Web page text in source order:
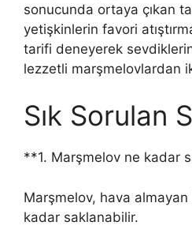
sonucunda ortaya çıkan
yetişkinlerin favori
tarifi deneyerek
lezzetli marşmelovlardan
Sık Sorulan
**1. Marşmelov ne kadar
Marşmelov, hava
kadar saklanabilir.